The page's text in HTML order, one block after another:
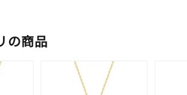
の商品